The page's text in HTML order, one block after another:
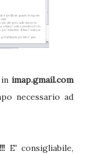
imap.gmail.com
necessario ad
E' consigliabile,